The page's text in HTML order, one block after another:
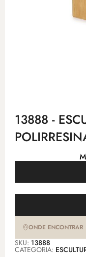
13888 -
ONDE ENCONTRAR
SKU: 13888
CATEGORIA: